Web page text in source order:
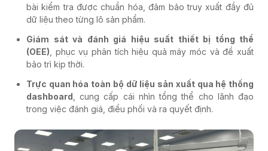
bài kiểm tra được chuẩn hóa, đảm bảo truy xuất đầy đủ
dữ liệu theo từng lô sản phẩm.
Giám sát và đánh giá hiệu suất thiết bị tổng thể
(OEE) , phục vụ phân tích hiệu quả máy móc và đề xuất
bảo trì kịp thời.
Trực quan hóa toàn bộ dữ liệu sản xuất qua hệ thống
dashboard , cung cấp cái nhìn tổng thể cho lãnh đạo
trong việc đánh giá, điều phối và ra quyết định.